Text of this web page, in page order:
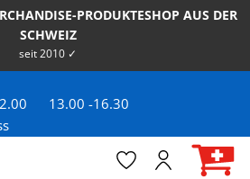
PRODUKTESHOP AUS DER
SCHWEIZ
seit 2010 ✓
13.00 -16.30